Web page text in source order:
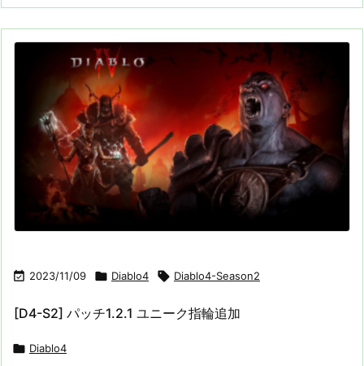
 2023/11/09  Diablo4  Diablo4-Season2
[D4-S2] パッチ1.2.1 ユニーク指輪追加
 Diablo4